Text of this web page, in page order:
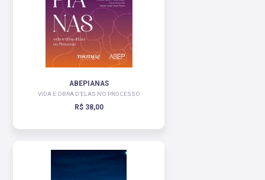
ABEPIANAS
VIDA E OBRA D’ELAS NO PROCESSO
R$ 38,00